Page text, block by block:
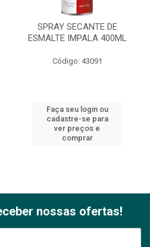
SPRAY SECANTE DE
ESMALTE IMPALA 400ML
Código: 43091
Faça seu login ou
cadastre-se para
ver preços e
comprar
nossas ofertas!